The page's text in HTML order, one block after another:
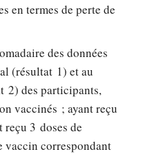
en termes de perte de
des données
(résultat 1) et au
2) des participants,
vaccinés ; ayant reçu
reçu 3 doses de
vaccin correspondant